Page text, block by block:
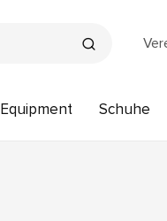
Equipment Schuhe